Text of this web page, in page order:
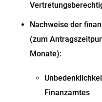
Nachweise der
(zum
Monate):
Finanzamtes